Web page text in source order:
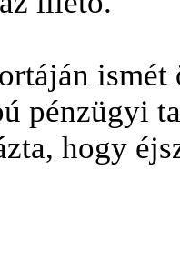
pénzügyi
hogy